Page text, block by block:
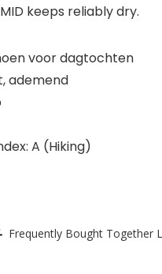
MID keeps reliably dry.
voor dagtochten
ademend
A (Hiking)
Frequently Bought Together